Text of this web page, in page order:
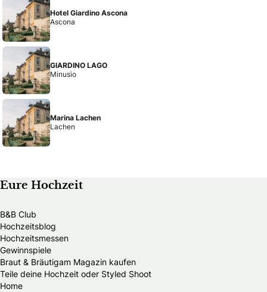
Hotel Giardino Ascona
Ascona
GIARDINO LAGO
Minusio
Marina Lachen
Lachen
Eure Hochzeit
B&B Club
Hochzeitsblog
Hochzeitsmessen
Gewinnspiele
Braut & Bräutigam Magazin kaufen
Teile deine Hochzeit oder Styled Shoot
Home